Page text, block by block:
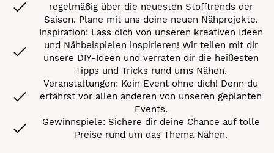
regelmäßig über die neuesten Stofftrends der
Saison. Plane mit uns deine neuen Nähprojekte.
Inspiration: Lass dich von unseren kreativen Ideen
und Nähbeispielen inspirieren! Wir teilen mit dir
unsere DIY-Ideen und verraten dir die heißesten
Tipps und Tricks rund ums Nähen.
Veranstaltungen: Kein Event ohne dich! Denn du
erfährst vor allen anderen von unseren geplanten
Events.
Gewinnspiele: Sichere dir deine Chance auf tolle
Preise rund um das Thema Nähen.